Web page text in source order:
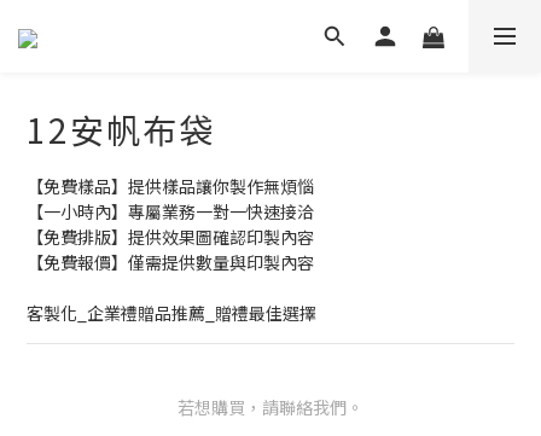
12安帆布袋
【免費樣品】提供樣品讓你製作無煩惱
【一小時內】專屬業務一對一快速接洽
【免費排版】提供效果圖確認印製內容
【免費報價】僅需提供數量與印製內容
客製化_企業禮贈品推薦_贈禮最佳選擇
若想購買，請聯絡我們。